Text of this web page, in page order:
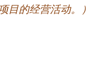
目的经营活动。）